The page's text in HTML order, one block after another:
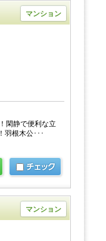
マンション
閑静で便利な立
羽根木公･･･
マンション